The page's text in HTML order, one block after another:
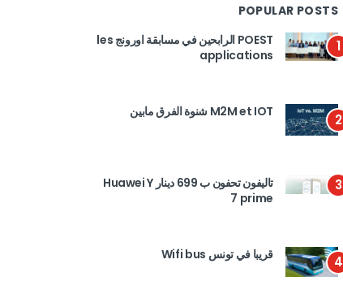
POPULAR POSTS
1
POEST الرابحين في مسابقة اورونج les
applications
2 M2M et IOT شنوة الفرق مابين
3
تاليفون تحفون ب 699 دينار Huawei Y
7 prime
4 قريبا في تونس Wifi bus